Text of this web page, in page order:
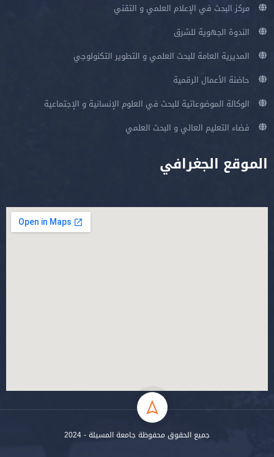
مركز البحث في الإعلام العلمي و التقني
الندوة الجهوية للشرق
المديرية العامة للبحث العلمي و التطوير التكنولوجي
حاضنة الأعمال الرقمية
الوكالة الموضوعاتية للبحث في العلوم الإنسانية و الإجتماعية
فضاء التعليم العالي و البحث العلمي
الموقع الجغرافي
جميع الحقوق محفوظة جامعة المسيلة - 2024